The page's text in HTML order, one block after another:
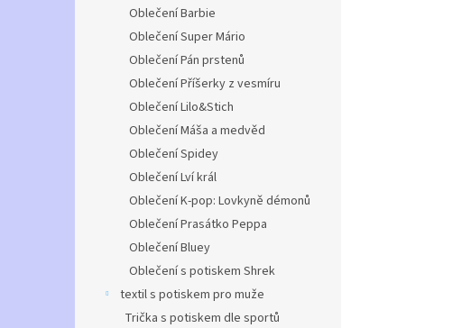
Oblečení Barbie
Oblečení Super Mário
Oblečení Pán prstenů
Oblečení Příšerky z vesmíru
Oblečení Lilo&Stich
Oblečení Máša a medvěd
Oblečení Spidey
Oblečení Lví král
Oblečení K-pop: Lovkyně démonů
Oblečení Prasátko Peppa
Oblečení Bluey
Oblečení s potiskem Shrek
textil s potiskem pro muže
Trička s potiskem dle sportů